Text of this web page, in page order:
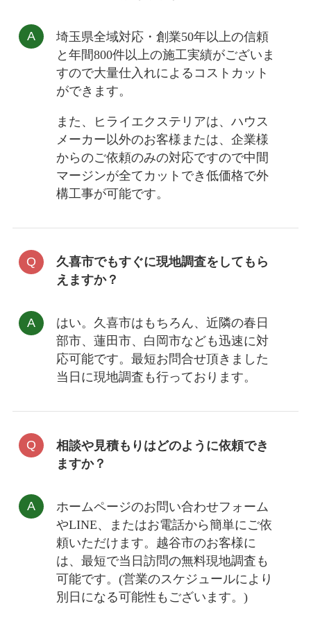
埼玉県全域対応・創業50年以上の信頼
と年間800件以上の施工実績がございま
すので大量仕入れによるコストカット
ができます。
また、ヒライエクステリアは、ハウス
メーカー以外のお客様または、企業様
からのご依頼のみの対応ですので中間
マージンが全てカットでき低価格で外
構工事が可能です。
久喜市でもすぐに現地調査をしてもら
えますか？
はい。久喜市はもちろん、近隣の春日
部市、蓮田市、白岡市なども迅速に対
応可能です。最短お問合せ頂きました
当日に現地調査も行っております。
相談や見積もりはどのように依頼でき
ますか？
ホームページのお問い合わせフォーム
やLINE、またはお電話から簡単にご依
頼いただけます。越谷市のお客様に
は、最短で当日訪問の無料現地調査 も
可能です。(営業のスケジュールにより
別日になる可能性もございます。)